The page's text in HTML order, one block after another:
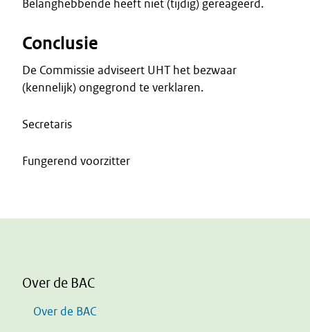
Belanghebbende heeft niet (tijdig) gereageerd.
Conclusie
De Commissie adviseert UHT het bezwaar
(kennelijk) ongegrond te verklaren.
Secretaris
Fungerend voorzitter
Over de BAC
Over de BAC